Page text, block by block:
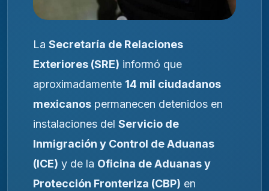
La Secretaría de Relaciones
Exteriores (SRE) informó que
aproximadamente 14 mil ciudadanos
mexicanos permanecen detenidos en
instalaciones del Servicio de
Inmigración y Control de Aduanas
(ICE) y de la Oficina de Aduanas y
Protección Fronteriza (CBP) en